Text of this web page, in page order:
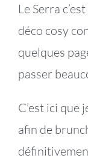
Le Serra
déco cosy
quelques
passer
C’est ici que
afin de